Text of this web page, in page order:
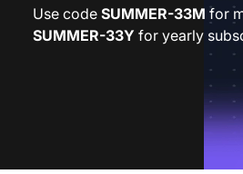
Use code SUMMER-33M for
SUMMER-33Y for yearly